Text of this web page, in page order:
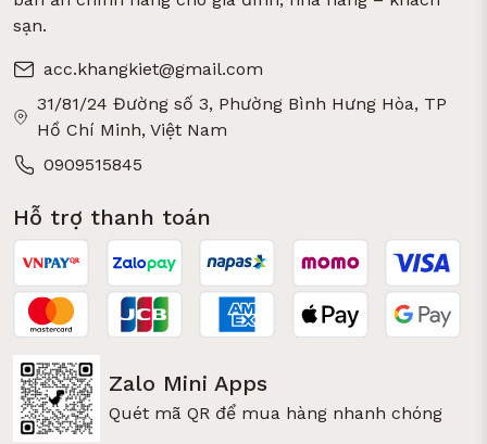
sạn.
acc.khangkiet@gmail.com
31/81/24 Đường số 3, Phường Bình Hưng Hòa, TP
Hồ Chí Minh, Việt Nam
0909515845
Hỗ trợ thanh toán
Zalo Mini Apps
Quét mã QR để mua hàng nhanh chóng